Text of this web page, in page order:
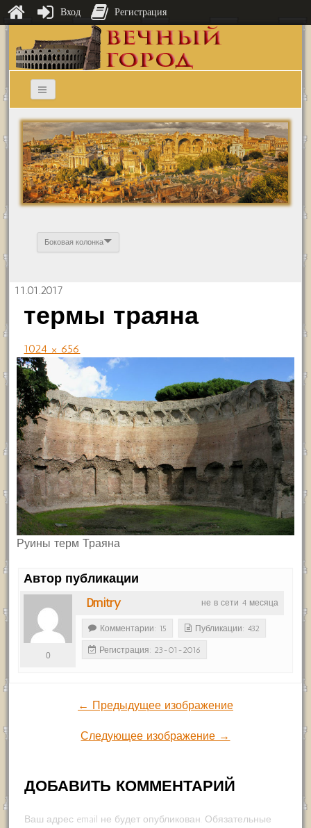
Боковая колонка
11.01.2017
термы траяна
1024 × 656
Руины терм Траяна
Автор публикации
не в сети 4 месяца
Dmitry
0
Комментарии: 15 Публикации: 432
Регистрация: 23-01-2016
← Предыдущее изображение
Следующее изображение →
ДОБАВИТЬ КОММЕНТАРИЙ
Ваш адрес email не будет опубликован. Обязательные
Вход Регистрация